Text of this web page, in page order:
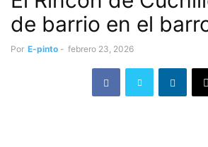
de barrio en el
Por E-pinto - febrero 23, 2026